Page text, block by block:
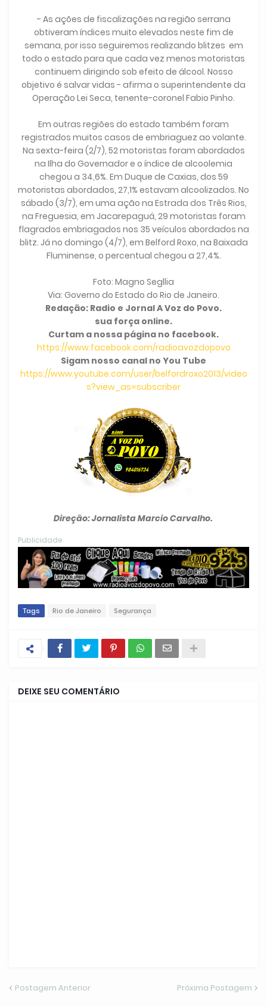
- As ações de fiscalizações na região serrana
obtiveram índices muito elevados neste fim de
semana, por isso seguiremos realizando blitzes em
todo o estado para que cada vez menos motoristas
continuem dirigindo sob efeito de álcool. Nosso
objetivo é salvar vidas - afirma o superintendente da
Operação Lei Seca, tenente-coronel Fabio Pinho.
Em outras regiões do estado também foram
registrados muitos casos de embriaguez ao volante.
Na sexta-feira (2/7), 52 motoristas foram abordados
na Ilha do Governador e o índice de alcoolemia
chegou a 34,6%. Em Duque de Caxias, dos 59
motoristas abordados, 27,1% estavam alcoolizados. No
sábado (3/7), em uma ação na Estrada dos Três Rios,
na Freguesia, em Jacarepaguá, 29 motoristas foram
flagrados embriagados nos 35 veículos abordados na
blitz. Já no domingo (4/7), em Belford Roxo, na Baixada
Fluminense, o percentual chegou a 27,4%.
Foto: Magno Segllia
Via: Governo do Estado do Rio de Janeiro.
Redação: Radio e Jornal A Voz do Povo.
sua força online.
Curtam a nossa página no facebook.
https://www.facebook.com/radioavozdopovo
Sigam nosso canal no You Tube
https://www.youtube.com/user/belfordroxo2013/video
s?view_as=subscriber
Direção: Jornalista Marcio Carvalho.
Publicidade
Tags Rio de Janeiro Segurança
DEIXE SEU COMENTÁRIO
Postagem Anterior Próxima Postagem